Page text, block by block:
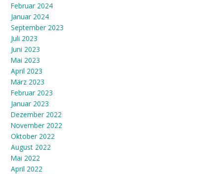
Februar 2024
Januar 2024
September 2023
Juli 2023
Juni 2023
Mai 2023
April 2023
März 2023
Februar 2023
Januar 2023
Dezember 2022
November 2022
Oktober 2022
August 2022
Mai 2022
April 2022